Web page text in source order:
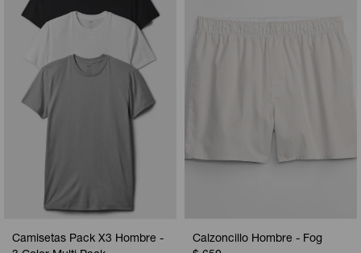
Camisetas Pack X3 Hombre -
Calzoncillo Hombre - Fog